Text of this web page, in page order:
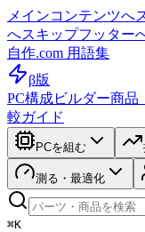
メインコンテンツへ
へスキップフッター
自作.com 用語集
β版
PC構成ビルダー商品
較ガイド
PCを組む
測る・最適化
⌘K